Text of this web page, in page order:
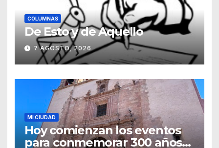
COLUMNAS
De Esto y de Aquello
7 AGOSTO, 2026
MI CIUDAD
Hoy comienzan los eventos
para conmemorar 300 años